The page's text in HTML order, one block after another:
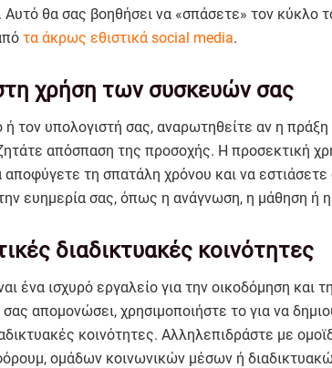
Αυτό θα σας βοηθήσει να «σπάσετε» τον κύκλο
τα άκρως εθιστικά social media.
χρήση των συσκευών σας
τον υπολογιστή σας, αναρωτηθείτε αν η πράξη
απόσπαση της προσοχής. Η προσεκτική
αποφύγετε τη σπατάλη χρόνου και να
ευημερία σας, όπως η ανάγνωση, η μάθηση ή
διαδικτυακές κοινότητες
ένα ισχυρό εργαλείο για την οικοδόμηση και
απομονώσει, χρησιμοποιήστε το για να
κοινότητες. Αλληλεπιδράστε με
ομάδων κοινωνικών μέσων ή